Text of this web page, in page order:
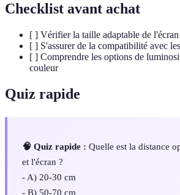
Checklist avant achat
[ ] Vérifier la taille adaptable de l'écran
[ ] S'assurer de la compatibilité avec
[ ] Comprendre les options de
couleur
Quiz rapide
🧠 Quiz rapide : Quelle est la distance
et l'écran ?
- A) 20-30 cm
- B) 50-70 cm